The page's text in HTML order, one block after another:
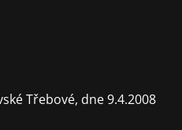
Třebové, dne 9.4.2008